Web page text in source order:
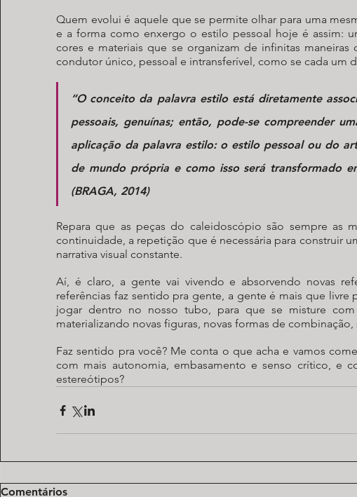
Quem evolui é aquele que se permite olhar para uma
e a forma como enxergo o estilo pessoal hoje é assim:
cores e materiais que se organizam de infinitas
condutor único, pessoal e intransferível, como se cada um
“O conceito da palavra estilo está diretamente
pessoais, genuínas; então, pode-se compreender
aplicação da palavra estilo: o estilo pessoal ou do
de mundo própria e como isso será transformado
(BRAGA, 2014)
Repara que as peças do caleidoscópio são sempre as
continuidade, a repetição que é necessária para construir
narrativa visual constante.
Aí, é claro, a gente vai vivendo e absorvendo novas
referências faz sentido pra gente, a gente é mais que livre
jogar dentro no nosso tubo, para que se misture
materializando novas figuras, novas formas de
Faz sentido pra você? Me conta o que acha e vamos
com mais autonomia, embasamento e senso crítico, e
estereótipos?
Comentários